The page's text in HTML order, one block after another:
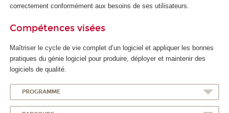
correctement conformément aux besoins de ses utilisateurs.
Compétences visées
Maîtriser le cycle de vie complet d’un logiciel et appliquer les bonnes
pratiques du génie logiciel pour produire, déployer et maintenir des
logiciels de qualité.
PROGRAMME